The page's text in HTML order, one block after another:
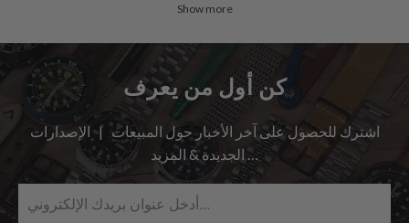
Show more
كن أول من يعرف
اشترك للحصول على آخر الأخبار حول المبيعات | الإصدارات
الجديدة & المزيد …